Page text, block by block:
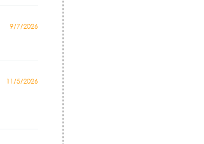
9/7/2026
11/5/2026